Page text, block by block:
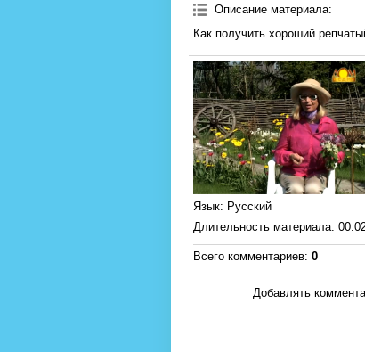
Описание материала:
Как получить хороший
Язык: Русский
Длительность материала:
Всего комментариев: 0
Добавлять